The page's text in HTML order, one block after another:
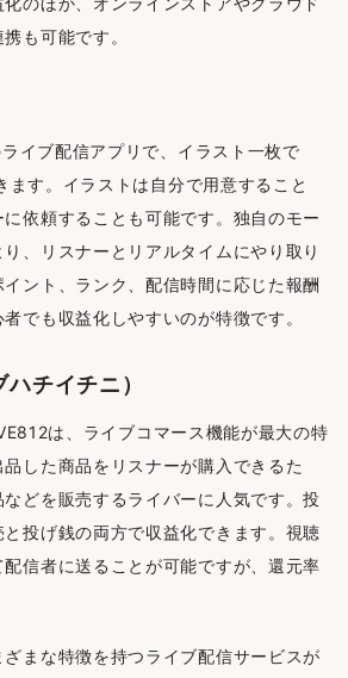
も可能です。
イブ配信アプリで、イラスト一枚で
す。イラストは自分で用意すること
依頼することも可能です。独自のモー
、リスナーとリアルタイムにやり取り
ント、ランク、配信時間に応じた報酬
でも収益化しやすいのが特徴です。
チイチニ）
は、ライブコマース機能が最大の特
した商品をリスナーが購入できるた
どを販売するライバーに人気です。投
投げ銭の両方で収益化できます。視聴
信者に送ることが可能ですが、還元率
まな特徴を持つライブ配信サービスが